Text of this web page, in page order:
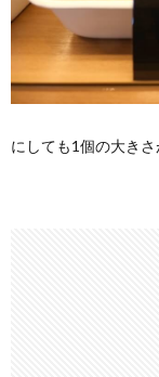
にしても1個の大き